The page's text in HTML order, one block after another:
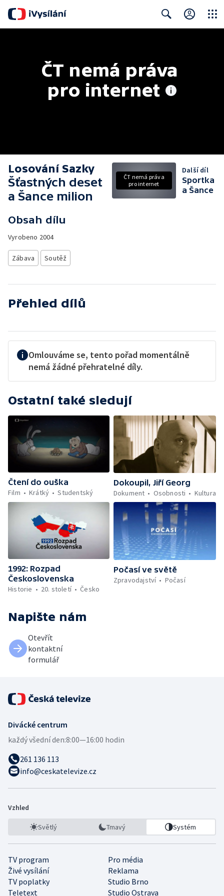
ČT nemá práva
pro internet
Losování Sazky
Šťastných deset
a Šance milion
Obsah dílu
Vyrobeno 2004
Zábava Soutěž
ČT nemá práva
pro internet
Další díl
Sportka
a Šance
Přehled dílů
Omlouváme se, tento pořad momentálně
nemá žádné přehratelné díly.
Ostatní také sledují
Čtení do ouška
Film
Krátký Studentský
Dokoupil, Jiří Georg
Dokument
Osobnosti Kultura
1992: Rozpad
Československa
Historie
20. století Česko
Počasí ve světě
Zpravodajství
Počasí
Napište nám
Otevřít
kontaktní
formulář
Divácké centrum
každý všední den:8:00—16:00 hodin
261 136 113
info@ceskatelevize.cz
Vzhled
Světlý Tmavý Systém
TV program
Pro média
Živé vysílání
Reklama
TV poplatky
Studio Brno
Teletext
Studio Ostrava